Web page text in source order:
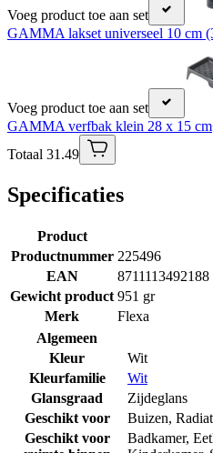
Voeg product toe aan set
GAMMA lakset universeel 10 cm
Voeg product toe aan set
GAMMA verfbak klein 28 x 15 cm
Totaal 31.49
Specificaties
Product
Productnummer 225496
EAN
8711113492188
Gewicht product 951 gr
Merk
Flexa
Algemeen
Kleur
Wit
Kleurfamilie
Wit
Glansgraad
Zijdeglans
Geschikt voor
Buizen,
Geschikt voor
Badkamer,